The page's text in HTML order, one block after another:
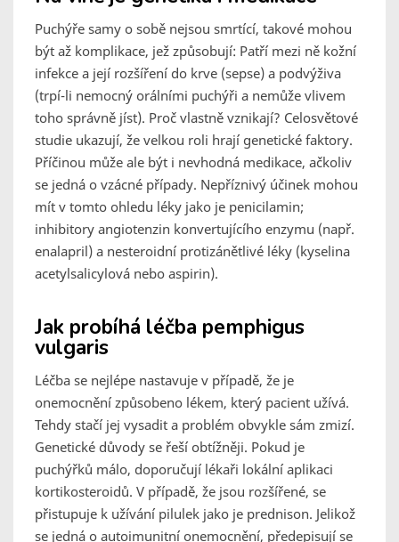
Puchýře samy o sobě nejsou smrtící, takové mohou
být až komplikace, jež způsobují: Patří mezi ně kožní
infekce a její rozšíření do krve (sepse) a podvýživa
(trpí-li nemocný orálními puchýři a nemůže vlivem
toho správně jíst). Proč vlastně vznikají? Celosvětové
studie ukazují, že velkou roli hrají genetické faktory.
Příčinou může ale být i nevhodná medikace, ačkoliv
se jedná o vzácné případy. Nepříznivý účinek mohou
mít v tomto ohledu léky jako je penicilamin;
inhibitory angiotenzin konvertujícího enzymu (např.
enalapril) a nesteroidní protizánětlivé léky (kyselina
acetylsalicylová nebo aspirin).
Jak probíhá léčba pemphigus
vulgaris
Léčba se nejlépe nastavuje v případě, že je
onemocnění způsobeno lékem, který pacient užívá.
Tehdy stačí jej vysadit a problém obvykle sám zmizí.
Genetické důvody se řeší obtížněji. Pokud je
puchýřků málo, doporučují lékaři lokální aplikaci
kortikosteroidů. V případě, že jsou rozšířené, se
přistupuje k užívání pilulek jako je prednison. Jelikož
se jedná o autoimunitní onemocnění, předepisují se